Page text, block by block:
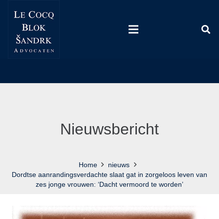
Nieuwsbericht
Home
nieuws
Dordtse aanrandingsverdachte slaat gat in zorgeloos leven van
zes jonge vrouwen: ‘Dacht vermoord te worden’